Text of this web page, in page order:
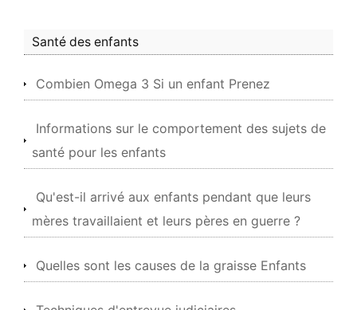
Santé des enfants
Combien Omega 3 Si un enfant Prenez
Informations sur le comportement des sujets de
santé pour les enfants
Qu'est-il arrivé aux enfants pendant que leurs
mères travaillaient et leurs pères en guerre ?
Quelles sont les causes de la graisse Enfants